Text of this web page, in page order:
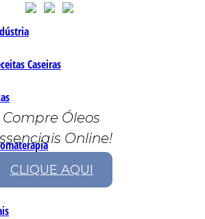
Caseiras
Caseiras
Compre Óleos
Online!
CLIQUE AQUI